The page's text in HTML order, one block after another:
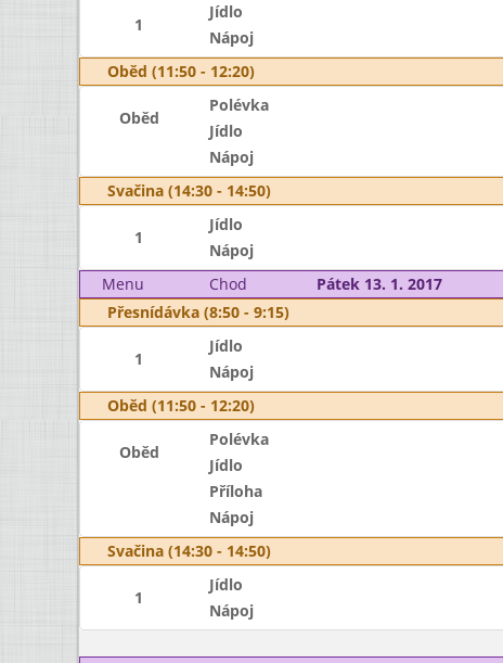
1
Jídlo
Nápoj
Oběd (11:50 - 12:20)
Oběd
Polévka
Jídlo
Nápoj
Svačina (14:30 - 14:50)
1
Jídlo
Nápoj
Menu
Chod Pátek 13. 1. 2017
Přesnídávka (8:50 - 9:15)
1
Jídlo
Nápoj
Oběd (11:50 - 12:20)
Oběd
Polévka
Jídlo
Příloha
Nápoj
Svačina (14:30 - 14:50)
1
Jídlo
Nápoj